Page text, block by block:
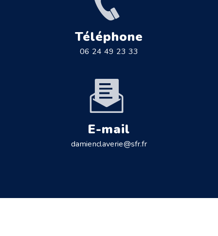
Téléphone
06 24 49 23 33
E-mail
damienclaverie@sfr.fr